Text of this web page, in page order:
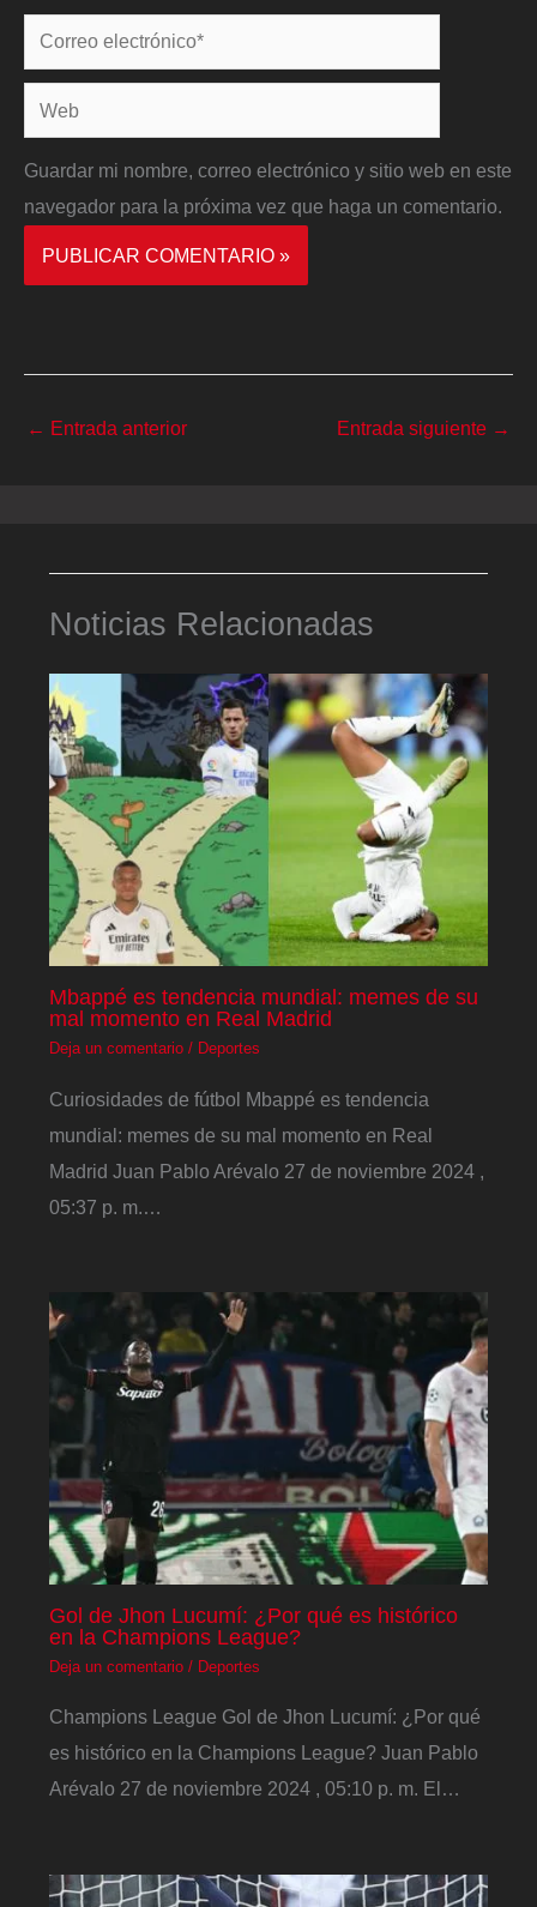
Correo
electrónico*
Web
Guardar mi nombre, correo electrónico y sitio web en este
navegador para la próxima vez que haga un comentario.
← Entrada anterior Entrada siguiente →
Noticias Relacionadas
Mbappé es tendencia mundial: memes de su
mal momento en Real Madrid
Deja un comentario / Deportes
Curiosidades de fútbol Mbappé es tendencia
mundial: memes de su mal momento en Real
Madrid Juan Pablo Arévalo 27 de noviembre 2024 ,
05:37 p. m.…
Gol de Jhon Lucumí: ¿Por qué es histórico
en la Champions League?
Deja un comentario / Deportes
Champions League Gol de Jhon Lucumí: ¿Por qué
es histórico en la Champions League? Juan Pablo
Arévalo 27 de noviembre 2024 , 05:10 p. m. El…